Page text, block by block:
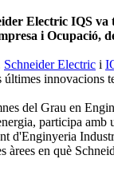
Electric IQS va
i Ocupació,
Schneider Electric i
innovacions
del Grau en
participa
d'Enginyeria
àrees en què